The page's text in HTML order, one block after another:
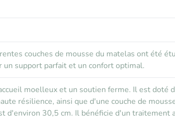
couches de mousse du matelas ont été
support parfait et un confort optimal.
moelleux et un soutien ferme. Il est doté
résilience, ainsi que d'une couche de
d'environ 30,5 cm. Il bénéficie d'un traitement